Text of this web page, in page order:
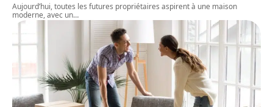
Aujourd’hui, toutes les futures propriétaires aspirent à une maison
moderne, avec un…